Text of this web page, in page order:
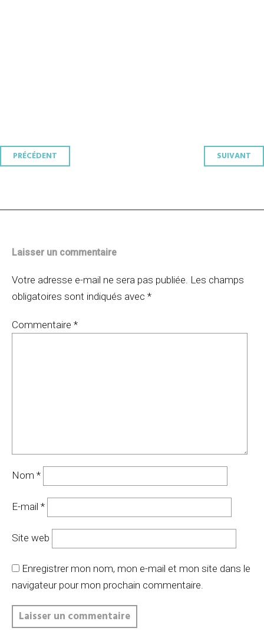
Navigation
PRÉCÉDENT SUIVANT
Laisser un commentaire
Votre adresse e-mail ne sera pas publiée. Les champs
obligatoires sont indiqués avec *
Commentaire *
Nom *
E-mail *
Site web
Enregistrer mon nom, mon e-mail et mon site dans le
navigateur pour mon prochain commentaire.